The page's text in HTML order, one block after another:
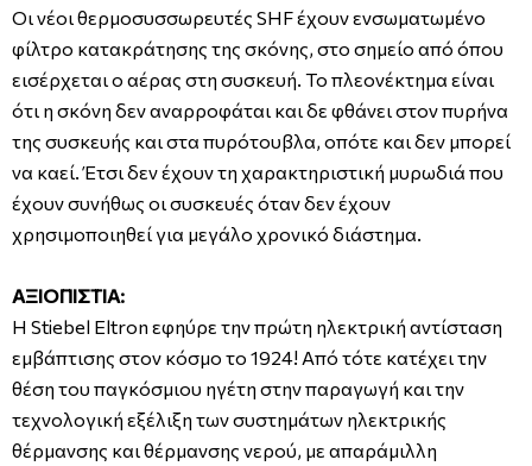
Οι νέοι θερμοσυσσωρευτές SHF έχουν ενσωματωμένο
φίλτρο κατακράτησης της σκόνης, στο σημείο από όπου
εισέρχεται ο αέρας στη συσκευή. Το πλεονέκτημα είναι
ότι η σκόνη δεν αναρροφάται και δε φθάνει στον πυρήνα
της συσκευής και στα πυρότουβλα, οπότε και δεν μπορεί
να καεί. Έτσι δεν έχουν τη χαρακτηριστική μυρωδιά που
έχουν συνήθως οι συσκευές όταν δεν έχουν
χρησιμοποιηθεί για μεγάλο χρονικό διάστημα.
ΑΞΙΟΠΙΣΤΙΑ:
Η Stiebel Eltron εφηύρε την πρώτη ηλεκτρική αντίσταση
εμβάπτισης στον κόσμο το 1924! Από τότε κατέχει την
θέση του παγκόσμιου ηγέτη στην παραγωγή και την
τεχνολογική εξέλιξη των συστημάτων ηλεκτρικής
θέρμανσης και θέρμανσης νερού, με απαράμιλλη